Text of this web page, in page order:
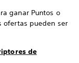
ganar Puntos o
ofertas pueden ser
de